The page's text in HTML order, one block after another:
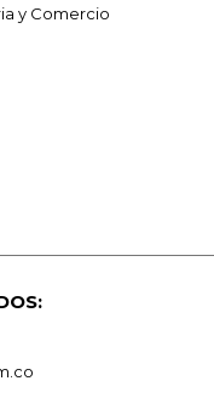
y Comercio